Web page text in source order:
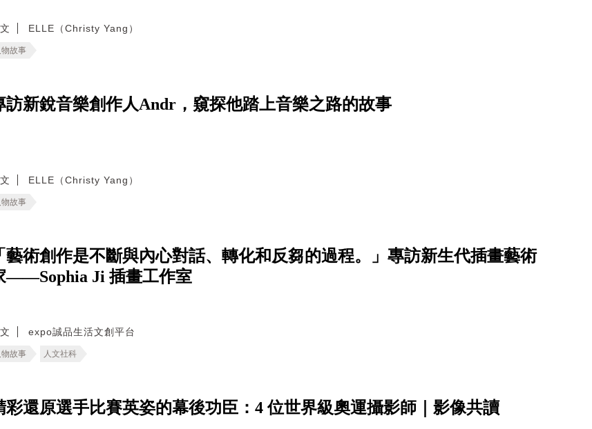
ELLE（Christy Yang）
物故事
訪新銳音樂創作人Andr，窺探他踏上音樂之路的故事
ELLE（Christy Yang）
物故事
藝術創作是不斷與內心對話、轉化和反芻的過程。」專訪新生代插畫藝術
——Sophia Ji 插畫工作室
expo誠品生活文創平台
物故事 人文社科
彩還原選手比賽英姿的幕後功臣：4 位世界級奧運攝影師｜影像共讀